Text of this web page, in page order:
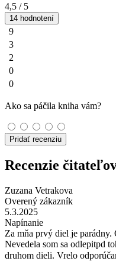
4,5 / 5
14 hodnotení
9
3
2
0
0
Ako sa páčila kniha vám?
Pridať recenziu
Recenzie
Zuzana Vetrakova
Overený zákazník
5.3.2025
Napínanie
Za mňa prvý diel je parádny.
Nevedela som sa odlepitpd
druhom dieli. Vrelo